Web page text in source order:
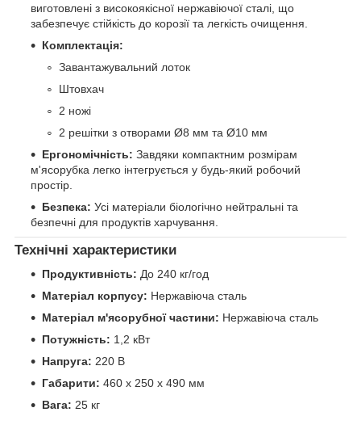
виготовлені з високоякісної нержавіючої сталі, що
забезпечує стійкість до корозії та легкість очищення.
Комплектація:
Завантажувальний лоток
Штовхач
2 ножі
2 решітки з отворами Ø8 мм та Ø10 мм
Ергономічність: Завдяки компактним розмірам
м'ясорубка легко інтегрується у будь-який робочий
простір.
Безпека: Усі матеріали біологічно нейтральні та
безпечні для продуктів харчування.
Технічні характеристики
Продуктивність: До 240 кг/год
Матеріал корпусу: Нержавіюча сталь
Матеріал м'ясорубної частини: Нержавіюча сталь
Потужність: 1,2 кВт
Напруга: 220 В
Габарити: 460 х 250 х 490 мм
Вага: 25 кг